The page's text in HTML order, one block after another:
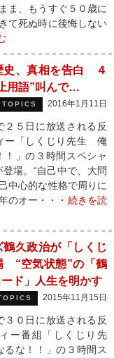
ま、もうすぐ５０歳に
て死ぬ時に後悔しない
史、真相を告白 ４
用語”叫んで…
TOPICS 2016年1月11日
５日に放送される反
ー「しくじり先生 俺
！」の３時間スペシャ
場。“自己中で、大問
中心的な性格で周りに
オー・・・ 続きを読
久政治が「しくじ
“空気状態”の「鶴
ド」人生を明かす
2015年11月15日
０日に放送される反
ー番組「しくじり先
な！！」の３時間ス